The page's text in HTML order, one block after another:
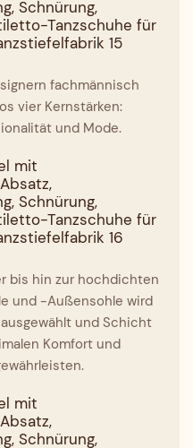
fachmännisch
vier Kernstärken:
und Mode.
bis hin zur hochdichten
und -Außensohle wird
und Schicht
Komfort und